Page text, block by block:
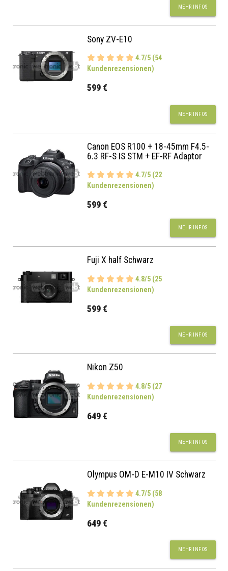
MEHR INFOS
Sony ZV-E10
4.7/5 (54
Kundenrezensionen)
599 €
MEHR INFOS
Canon EOS R100 + 18-45mm F4.5-
6.3 RF-S IS STM + EF-RF Adaptor
4.7/5 (22
Kundenrezensionen)
599 €
MEHR INFOS
Fuji X half Schwarz
4.8/5 (25
Kundenrezensionen)
599 €
MEHR INFOS
Nikon Z50
4.8/5 (27
Kundenrezensionen)
649 €
MEHR INFOS
Olympus OM-D E-M10 IV Schwarz
4.7/5 (58
Kundenrezensionen)
649 €
MEHR INFOS